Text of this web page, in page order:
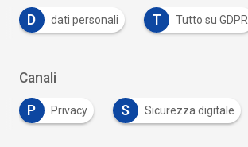
D dati personali T Tutto su GDPR
Canali
P Privacy S Sicurezza digitale